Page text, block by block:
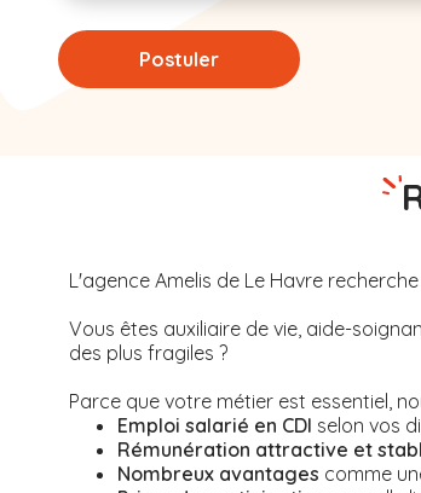
Postuler
L'agence Amelis de Le Havre recherche
Vous êtes auxiliaire de vie, aide-
des plus fragiles ?
Parce que votre métier est essentiel,
Emploi salarié en CDI selon vos
Rémunération attractive et
Nombreux avantages comme